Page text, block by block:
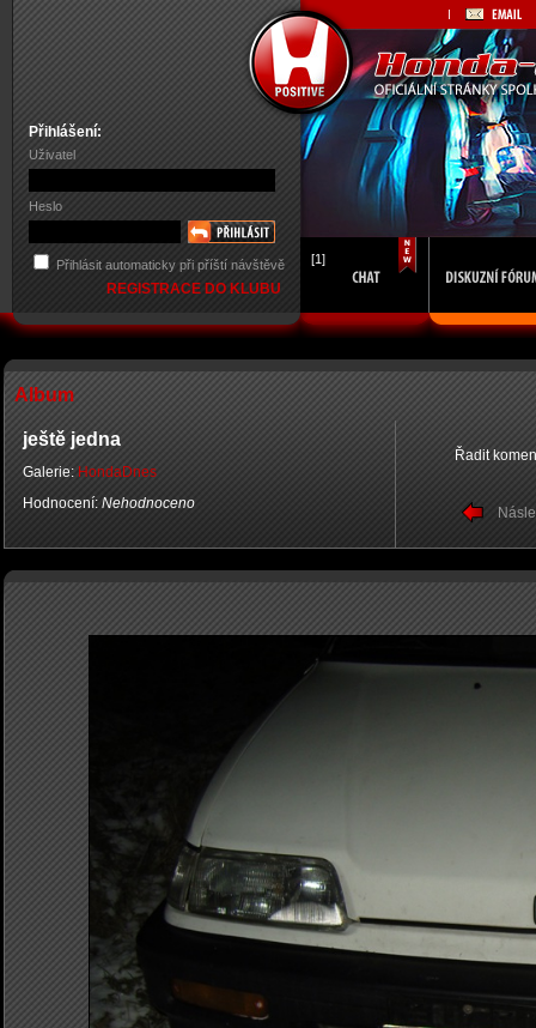
Přihlášení:
Uživatel
Heslo
Přihlásit automaticky při příští návštěvě
REGISTRACE DO KLUBU
[1]
Album
ještě jedna
Galerie: HondaDnes
Hodnocení: Nehodnoceno
Řadit